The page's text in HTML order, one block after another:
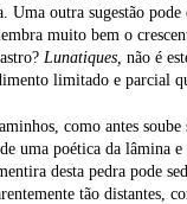
Uma outra sugestão
muito bem o
Lunatiques, não é
limitado e parcial
como antes
uma poética da
desta pedra pode
tão distantes,